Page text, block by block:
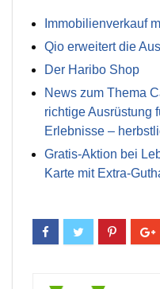
Immobilienverkauf
Qio erweitert die
Der Haribo Shop
News zum Thema
richtige Ausrüstung
Erlebnisse –
Gratis-Aktion bei
Karte mit Extra-